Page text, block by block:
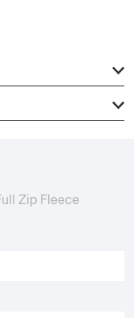
Zip Fleece